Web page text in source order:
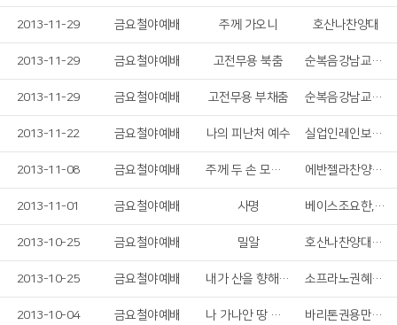
2013-11-29 금요철야예배 주께 가오니 호산나찬양대
2013-11-29 금요철야예배 고전무용 북춤 순복음강남교회무용선교팀
2013-11-29 금요철야예배 고전무용 부채춤 순복음강남교회무용선교팀
2013-11-22 금요철야예배 나의 피난처 예수 실업인레인보우찬양팀
2013-11-08 금요철야예배 주께 두 손 모아 비나니 에반젤라찬양팀(전도실)
2013-11-01 금요철야예배 사명 베이스조요한,알토안세라
2013-10-25 금요철야예배 밀알 호산나찬양대지휘자유헌국
2013-10-25 금요철야예배 내가 산을 향해 눈을 드니 소프라노권혜원,첼로정민영,피아노김소양
2013-10-04 금요철야예배 나 가나안 땅 귀한 성에 바리톤권용만교수